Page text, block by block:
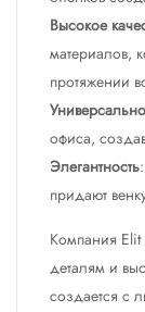
Высокое
материалов,
протяжении
офиса,
Элегантность
придают
Компания Elit
деталям и
создается с